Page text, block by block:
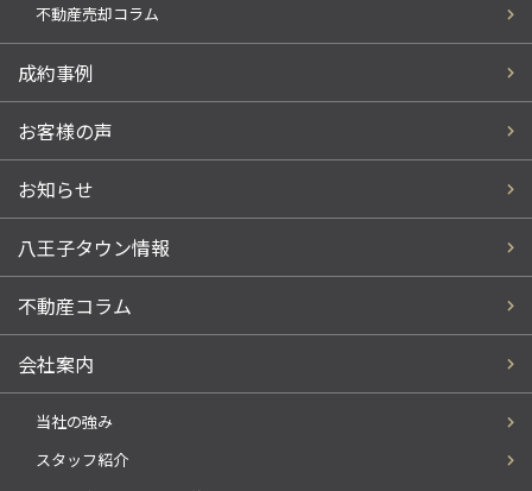
不動産売却コラム
成約事例
お客様の声
お知らせ
八王子タウン情報
不動産コラム
会社案内
当社の強み
スタッフ紹介